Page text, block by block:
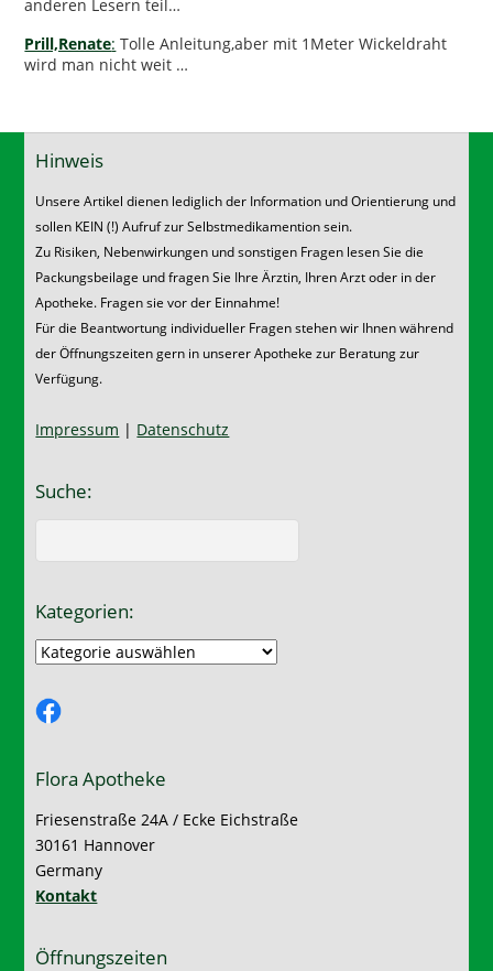
anderen Lesern teil…
Prill,Renate: Tolle Anleitung,aber mit 1Meter Wickeldraht
wird man nicht weit …
Hinweis
Unsere Artikel dienen lediglich der Information und Orientierung und
sollen KEIN (!) Aufruf zur Selbstmedikamention sein.
Zu Risiken, Nebenwirkungen und sonstigen Fragen lesen Sie die
Packungsbeilage und fragen Sie Ihre Ärztin, Ihren Arzt oder in der
Apotheke. Fragen sie vor der Einnahme!
Für die Beantwortung individueller Fragen stehen wir Ihnen während
der Öffnungszeiten gern in unserer Apotheke zur Beratung zur
Verfügung.
Impressum | Datenschutz
Suche:
Kategorien:
Kategorien:
Facebook
Flora Apotheke
Friesenstraße 24A / Ecke Eichstraße
30161 Hannover
Germany
Kontakt
Öffnungszeiten